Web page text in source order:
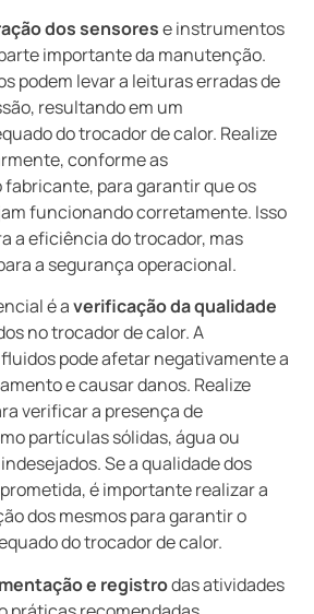
dos sensorese instrumentos
importante da manutenção.
podem levar a leituras erradas de
resultando em um
do trocador de calor. Realize
conforme as
fabricante, para garantir que os
funcionando corretamente. Isso
a eficiência do trocador, mas
a segurança operacional.
é averificação da qualidade
no trocador de calor. A
pode afetar negativamente a
e causar danos. Realize
verificar a presença de
partículas sólidas, água ou
Se a qualidade dos
é importante realizar a
dos mesmos para garantir o
do trocador de calor.
e registrodas atividades